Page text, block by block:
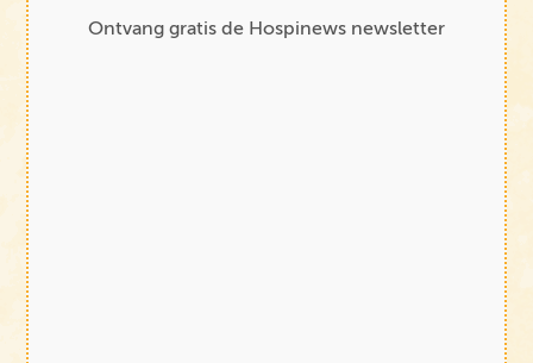
Ontvang gratis de Hospinews newsletter